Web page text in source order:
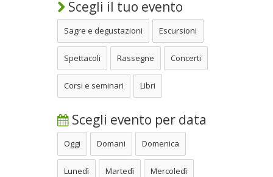
Scegli il tuo evento
Sagre e degustazioni Escursioni
Spettacoli Rassegne Concerti
Corsi e seminari Libri
Scegli evento per data
Oggi Domani Domenica
Lunedì Martedì Mercoledì